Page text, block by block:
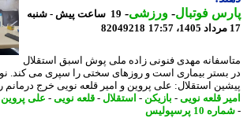
فوتبال-ورزشی-
19 ساعت پیش - شنبه
82049218
مهدی فنونی زاده ملی پوش اسبق استقلال
بیماری است و روزهای سختی را سپری می کند. نوشته
استقلال: علی پروین و امیر قلعه نویی خرج درمانم را
قلعه نویی-بازیکن -استقلال-قلعه نویی-علی پروین -
10 پرسپولیس